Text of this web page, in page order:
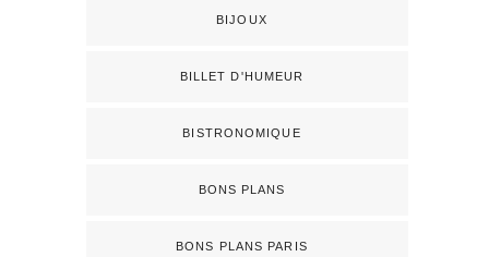
BIJOUX
BILLET D'HUMEUR
BISTRONOMIQUE
BONS PLANS
BONS PLANS PARIS